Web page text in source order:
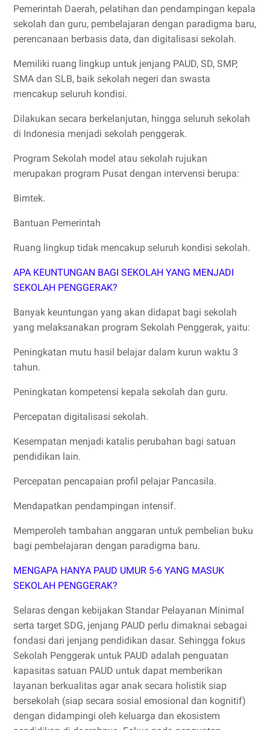
Pemerintah Daerah, pelatihan dan pendampingan kepala
sekolah dan guru, pembelajaran dengan paradigma baru,
perencanaan berbasis data, dan digitalisasi sekolah.
Memiliki ruang lingkup untuk jenjang PAUD, SD, SMP,
SMA dan SLB, baik sekolah negeri dan swasta
mencakup seluruh kondisi.
Dilakukan secara berkelanjutan, hingga seluruh sekolah
di Indonesia menjadi sekolah penggerak.
Program Sekolah model atau sekolah rujukan
merupakan program Pusat dengan intervensi berupa:
Bimtek.
Bantuan Pemerintah
Ruang lingkup tidak mencakup seluruh kondisi sekolah.
APA KEUNTUNGAN BAGI SEKOLAH YANG MENJADI
SEKOLAH PENGGERAK?
Banyak keuntungan yang akan didapat bagi sekolah
yang melaksanakan program Sekolah Penggerak, yaitu:
Peningkatan mutu hasil belajar dalam kurun waktu 3
tahun.
Peningkatan kompetensi kepala sekolah dan guru.
Percepatan digitalisasi sekolah.
Kesempatan menjadi katalis perubahan bagi satuan
pendidikan lain.
Percepatan pencapaian profil pelajar Pancasila.
Mendapatkan pendampingan intensif.
Memperoleh tambahan anggaran untuk pembelian buku
bagi pembelajaran dengan paradigma baru.
MENGAPA HANYA PAUD UMUR 5-6 YANG MASUK
SEKOLAH PENGGERAK?
Selaras dengan kebijakan Standar Pelayanan Minimal
serta target SDG, jenjang PAUD perlu dimaknai sebagai
fondasi dari jenjang pendidikan dasar. Sehingga fokus
Sekolah Penggerak untuk PAUD adalah penguatan
kapasitas satuan PAUD untuk dapat memberikan
layanan berkualitas agar anak secara holistik siap
bersekolah (siap secara sosial emosional dan kognitif)
dengan didampingi oleh keluarga dan ekosistem